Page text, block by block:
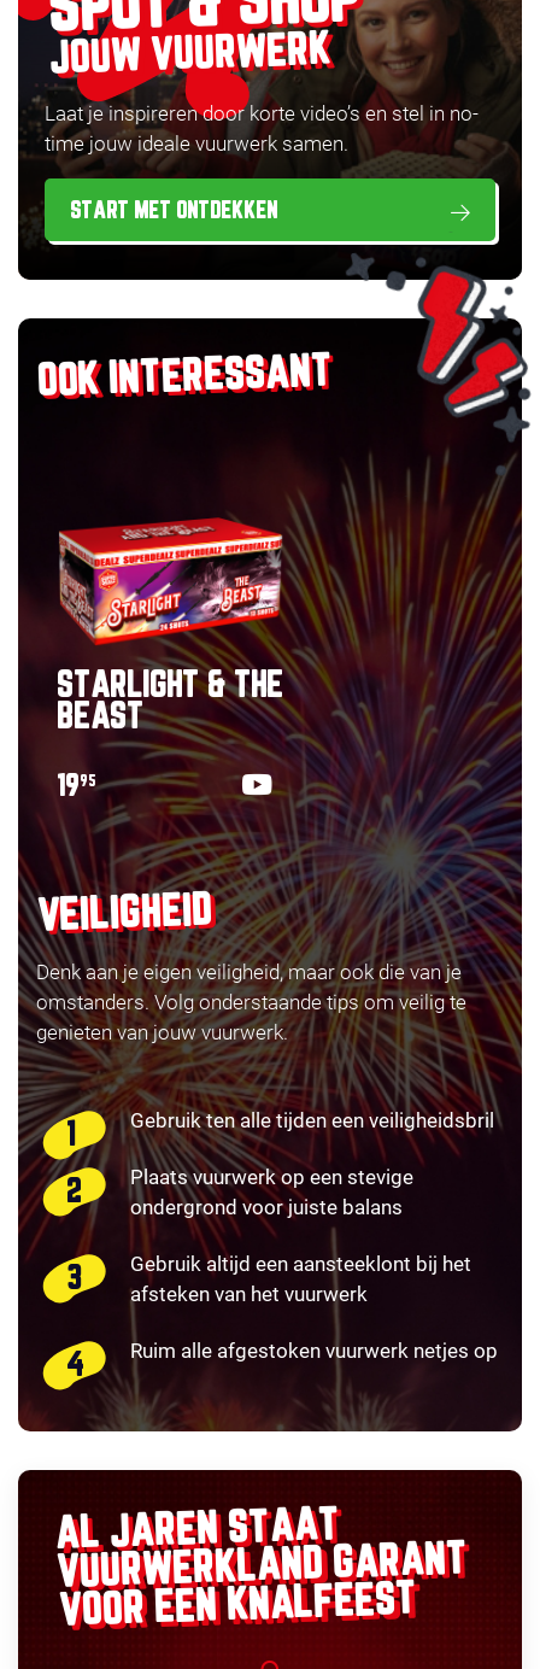
JOUW VUURWERK
Laat je inspireren door korte video’s en stel in no-
time jouw ideale vuurwerk samen.
START MET ONTDEKKEN
OOK INTERESSANT
STARLIGHT & THE
BEAST
1995
VEILIGHEID
Denk aan je eigen veiligheid, maar ook die van je
omstanders. Volg onderstaande tips om veilig te
genieten van jouw vuurwerk.
Gebruik ten alle tijden een veiligheidsbril
Plaats vuurwerk op een stevige
ondergrond voor juiste balans
Gebruik altijd een aansteeklont bij het
afsteken van het vuurwerk
Ruim alle afgestoken vuurwerk netjes op
AL JAREN STAAT
VUURWERKLANDGARANT
VOOR EEN KNALFEEST